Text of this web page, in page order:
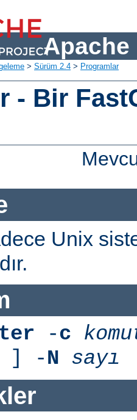
Apache
> Sürüm 2.4 > Programlar
- Bir
Unix
-c
] -N sayı